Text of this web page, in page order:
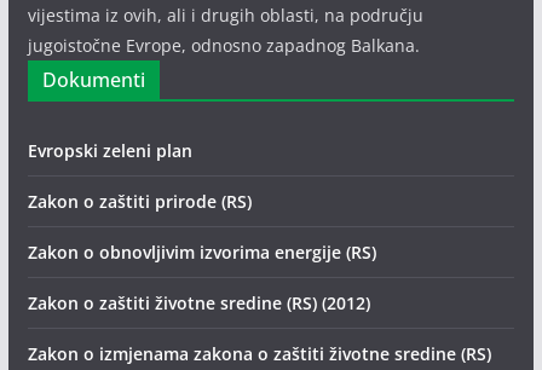
vijestima iz ovih, ali i drugih oblasti, na području
jugoistočne Evrope, odnosno zapadnog Balkana.
Dokumenti
Evropski zeleni plan
Zakon o zaštiti prirode (RS)
Zakon o obnovljivim izvorima energije (RS)
Zakon o zaštiti životne sredine (RS) (2012)
Zakon o izmjenama zakona o zaštiti životne sredine (RS)